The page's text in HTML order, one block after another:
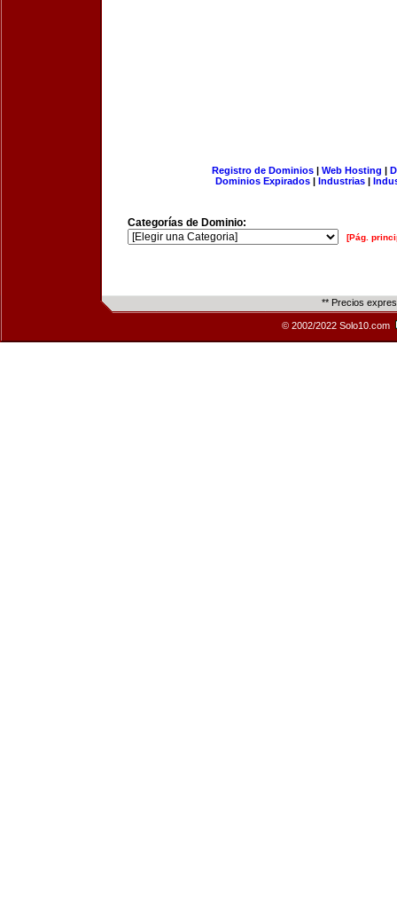
Registro de Dominios| Web Hosting |
Dominios Expirados | Industrias |
Categorías de Dominio:
[Pág.
** Precios
© 2002/2022 Solo10.com